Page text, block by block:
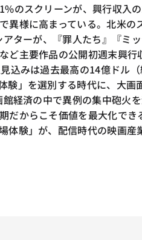
のスクリーンが、興行収
異様に高まっている。北米
ターが、『罪人たち』『ミ
ど主要作品の公開初週末興
込みは過去最高の14億ドル
験」を選別する時代に、大
経済の中で異例の集中砲火
だからこそ価値を最大化でき
体験」が、配信時代の映画